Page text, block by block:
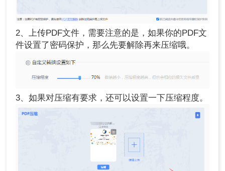
2、上传PDF文件，需要注意的是，如果你的PDF文
件设置了密码保护，那么先要解除再来压缩哦。
3、如果对压缩有要求，还可以设置一下压缩程度。